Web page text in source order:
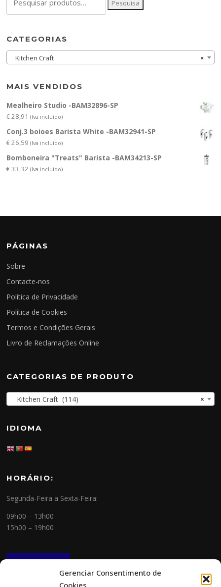
Gerenciar Consentimento de
Cookies
por:
Pesquisa
CATEGORIAS
×
Kitchen Craft
MAIS VENDIDOS
Mealheiro Studio -BAM32896-SP
€28,91 (Iva incluído)
Conj.3 boioes Barista White -BAM32941-SP
€26,59 (Iva incluído)
Bomboneira "Treats" Barista -BAM34213-SP
€33,32 (Iva incluído)
PÁGINAS
Sobre
Contacte-nos
Política de Privacidade
Política de Cookies
Termos e Condições Gerais
Livro de Reclamações Online
CATEGORIAS DE PRODUTO
×
Kitchen Craft (114)
IDIOMA
HORÁRIO:
Segunda-Feira a Sexta-Feira:
09h00 – 13h00
15h00 – 19h00